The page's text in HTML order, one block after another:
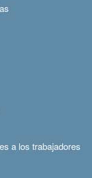
a los trabajadores